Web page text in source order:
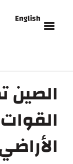
English
الصين